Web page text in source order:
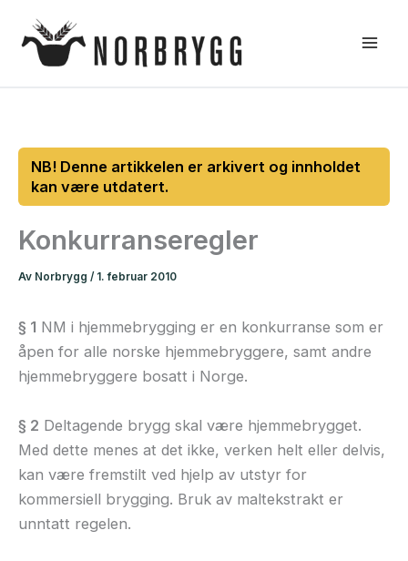
rett
Konkurranseregler
Av Norbrygg / 1. februar 2010
§ 1 NM i hjemmebrygging er en konkurranse som er
åpen for alle norske hjemmebryggere, samt andre
hjemmebryggere bosatt i Norge.
§ 2 Deltagende brygg skal være hjemmebrygget.
Med dette menes at det ikke, verken helt eller delvis,
kan være fremstilt ved hjelp av utstyr for
kommersiell brygging. Bruk av maltekstrakt er
unntatt regelen.